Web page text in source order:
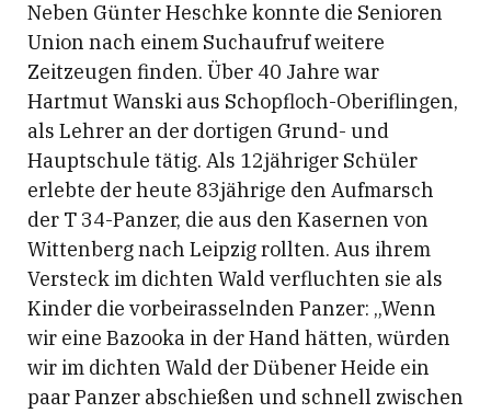
Neben Günter Heschke konnte die Senioren
Union nach einem Suchaufruf weitere
Zeitzeugen finden. Über 40 Jahre war
Hartmut Wanski aus Schopfloch-Oberiflingen,
als Lehrer an der dortigen Grund- und
Hauptschule tätig. Als 12jähriger Schüler
erlebte der heute 83jährige den Aufmarsch
der T 34-Panzer, die aus den Kasernen von
Wittenberg nach Leipzig rollten. Aus ihrem
Versteck im dichten Wald verfluchten sie als
Kinder die vorbeirasselnden Panzer: „Wenn
wir eine Bazooka in der Hand hätten, würden
wir im dichten Wald der Dübener Heide ein
paar Panzer abschießen und schnell zwischen